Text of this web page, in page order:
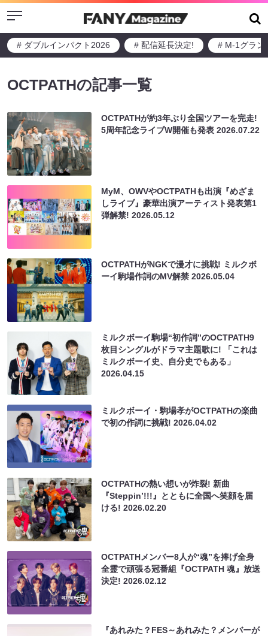
Menu
# ダブルインパクト2026 # 配信延長決定! # M-1グラン
OCTPATHの記事一覧
OCTPATHが約3年ぶり全国ツアーを完走!
5周年記念ライブW開催も発表2026.07.22
MyM、OWVやOCTPATHも出演『めざま
しライブ』豪華出演アーティスト発表第1
弾解禁!2026.05.12
OCTPATHがNGKで漫才に挑戦! ミルクボ
ーイ駒場作詞のMV解禁2026.05.04
ミルクボーイ駒場“初作詞”のOCTPATH9
枚目シングルがドラマ主題歌に! 「これは
ミルクボーイ史、自分史でもある」
2026.04.15
ミルクボーイ・駒場孝がOCTPATHの楽曲
で初の作詞に挑戦!2026.04.02
OCTPATHの熱い想いが炸裂! 新曲
『Steppin’!!!』とともに全国へ笑顔を届
ける!2026.02.20
OCTPATHメンバー8⼈が“魂”を捧げ全⾝
全霊で頑張る冠番組『OCTPATH 魂』放送
決定!2026.02.12
『あれみた？FES～あれみた？メンバーが